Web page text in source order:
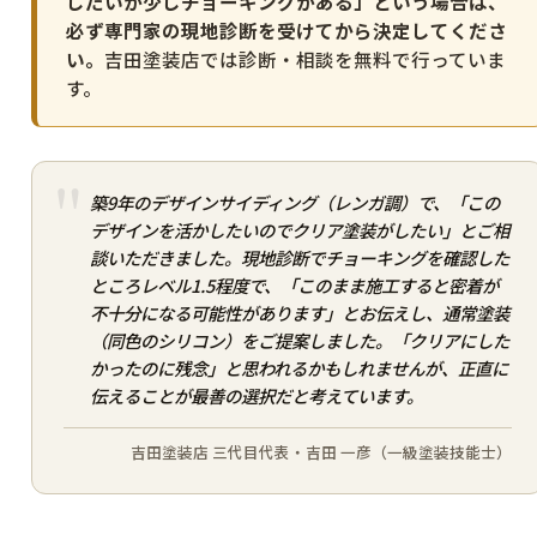
必ず専門家の現地診断を受けてから決定してくださ
い。 吉田塗装店では診断・相談を無料で行っていま
す。
築9年のデザインサイディング（レンガ調）で、「この
デザインを活かしたいのでクリア塗装がしたい」とご相
談いただきました。現地診断でチョーキングを確認した
ところレベル1.5程度で、「このまま施工すると密着が
不十分になる可能性があります」とお伝えし、通常塗装
（同色のシリコン）をご提案しました。「クリアにした
かったのに残念」と思われるかもしれませんが、正直に
伝えることが最善の選択だと考えています。
吉田塗装店 三代目代表・吉田 一彦（一級塗装技能士）